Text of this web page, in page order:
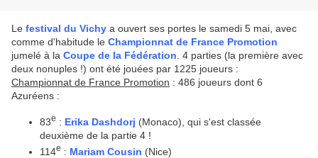
Le festival du Vichy a ouvert ses portes le samedi 5 mai, avec
comme d'habitude le Championnat de France Promotion
jumelé à la Coupe de la Fédération . 4 parties (la première avec
deux nonuples !) ont été jouées par 1225 joueurs :
Championnat de France Promotion : 486 joueurs dont 6
Azuréens :
83e : Erika Dashdorj (Monaco), qui s'est classée
deuxième de la partie 4 !
114e : Mariam Cousin (Nice)